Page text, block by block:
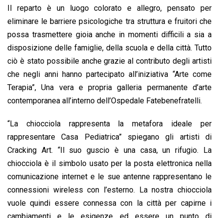
Il reparto è un luogo colorato e allegro, pensato per
eliminare le barriere psicologiche tra struttura e fruitori che
possa trasmettere gioia anche in momenti difficili a sia a
disposizione delle famiglie, della scuola e della città. Tutto
ciò è stato possibile anche grazie al contributo degli artisti
che negli anni hanno partecipato all’iniziativa “Arte come
Terapia”, Una vera e propria galleria permanente d’arte
contemporanea all’interno dell’Ospedale Fatebenefratelli.
“La chiocciola rappresenta la metafora ideale per
rappresentare Casa Pediatrica” spiegano gli artisti di
Cracking Art. “Il suo guscio è una casa, un rifugio. La
chiocciola è il simbolo usato per la posta elettronica nella
comunicazione internet e le sue antenne rappresentano le
connessioni wireless con l’esterno. La nostra chiocciola
vuole quindi essere connessa con la città per capirne i